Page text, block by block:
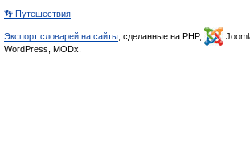
👣 Путешествия
Экспорт словарей на сайты , сделанные на PHP,
WordPress, MODx.